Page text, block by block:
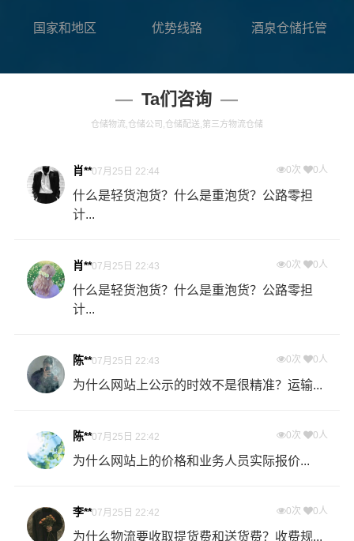
国家和地区 优势线路 酒泉仓储托管
Ta们咨询
仓储物流,仓储公司,仓储配送,第三方物流仓储
肖**07月25日 22:44 0次 0人
什么是轻货泡货？什么是重泡货？公路零担
计...
肖**07月25日 22:43 0次 0人
什么是轻货泡货？什么是重泡货？公路零担
计...
陈**07月25日 22:43 0次 0人
为什么网站上公示的时效不是很精准？运输...
陈**07月25日 22:42 0次 0人
为什么网站上的价格和业务人员实际报价...
李**07月25日 22:42 0次 0人
为什么物流要收取提货费和送货费？收费规...